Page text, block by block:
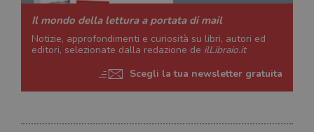
Il mondo della lettura a portata di mail
Notizie, approfondimenti e curiosità su libri, autori ed
editori, selezionate dalla redazione de ilLibraio.it
Scegli la tua newsletter gratuita